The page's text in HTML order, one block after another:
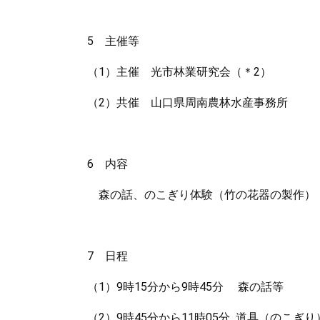
5 主催等
（1）主催 光市林業研究会（＊2）
（2）共催 山口県周南農林水産事務所
6 内容
森の話、のこぎり体験（竹の花器の製作）
7 日程
（1）9時15分から9時45分 森の話等